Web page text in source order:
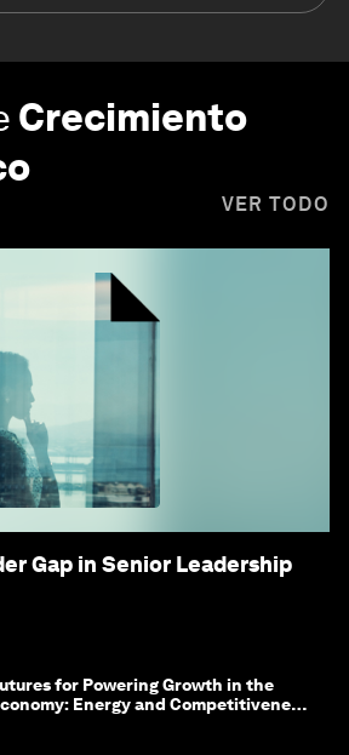
Crecimiento
VER TODO
Gap in Senior Leadership
for Powering Growth in the
Energy and Competitiveness